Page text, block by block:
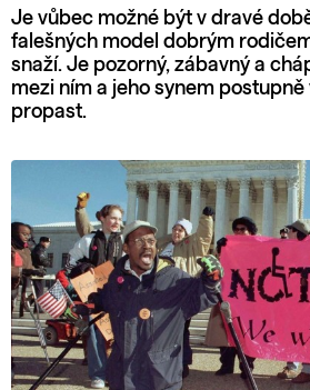
Je vůbec možné být v dravé
falešných model dobrým
snaží. Je pozorný, zábavný a
mezi ním a jeho synem
propast.